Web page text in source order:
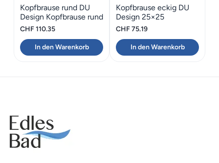
Kopfbrause rund DU
Design Kopfbrause rund
CHF110.35
In den Warenkorb
Kopfbrause eckig DU
Design 25×25
CHF75.19
In den Warenkorb